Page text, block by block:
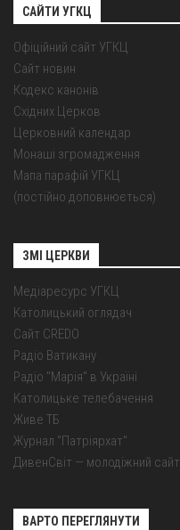
САЙТИ УГКЦ
Офіційний сайт УГКЦ
Сайт новин
Кодекс канонів
Східних Церков
Церковний календар
Монаші згромадження
Мапа парафій УГКЦ
(постійно доповнюється)
ЗМІ ЦЕРКВИ
Медіаресурс УГКЦ
Католицький оглядач
Сайт CREDO
Радіо Ватикану
Радіо "Марія" в Україні
Католицьке телебачення
Живе ТБ
Журнал "Патріярхат"
ДивенСвіт — молодіжний сайт
ВАРТО ПЕРЕГЛЯНУТИ